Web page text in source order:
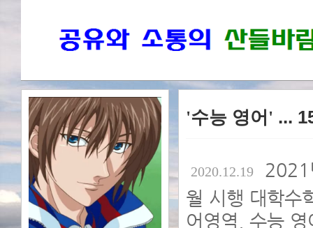
'수능 영어' ...
2020.12.19 2021
월 시행 대학수
어영역, 수능